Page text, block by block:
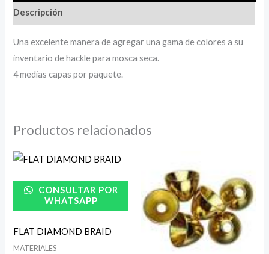
Descripción
Una excelente manera de agregar una gama de colores a su
inventario de hackle para mosca seca.
4 medias capas por paquete.
Productos relacionados
CONSULTAR POR
WHATSAPP
FLAT DIAMOND BRAID
MATERIALES